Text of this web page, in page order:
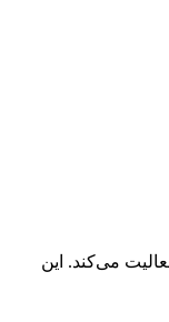
می‌کند. این